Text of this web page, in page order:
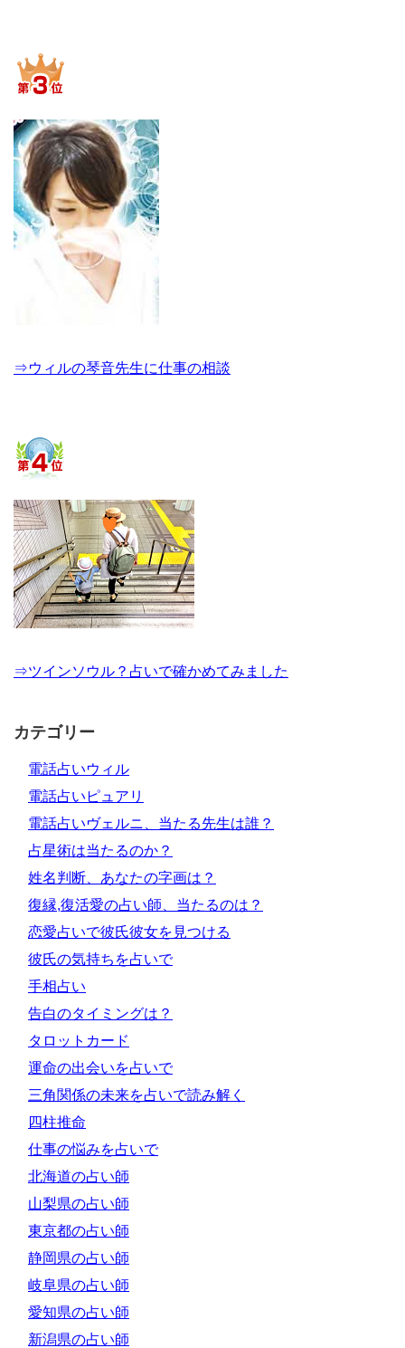
⇒ウィルの琴音先生に仕事の相談
⇒ツインソウル？占いで確かめてみました
カテゴリー
電話占いウィル
電話占いピュアリ
電話占いヴェルニ、当たる先生は誰？
占星術は当たるのか？
姓名判断、あなたの字画は？
復縁,復活愛の占い師、当たるのは？
恋愛占いで彼氏彼女を見つける
彼氏の気持ちを占いで
手相占い
告白のタイミングは？
タロットカード
運命の出会いを占いで
三角関係の未来を占いで読み解く
四柱推命
仕事の悩みを占いで
北海道の占い師
山梨県の占い師
東京都の占い師
静岡県の占い師
岐阜県の占い師
愛知県の占い師
新潟県の占い師